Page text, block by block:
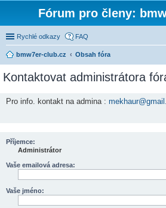
Fórum pro členy:
Rychlé odkazy FAQ
bmw7er-club.cz
Obsah fóra
Kontaktovat administrátora
Pro info. kontakt na admina :
Příjemce:
Administrátor
Vaše emailová adresa:
Vaše jméno: